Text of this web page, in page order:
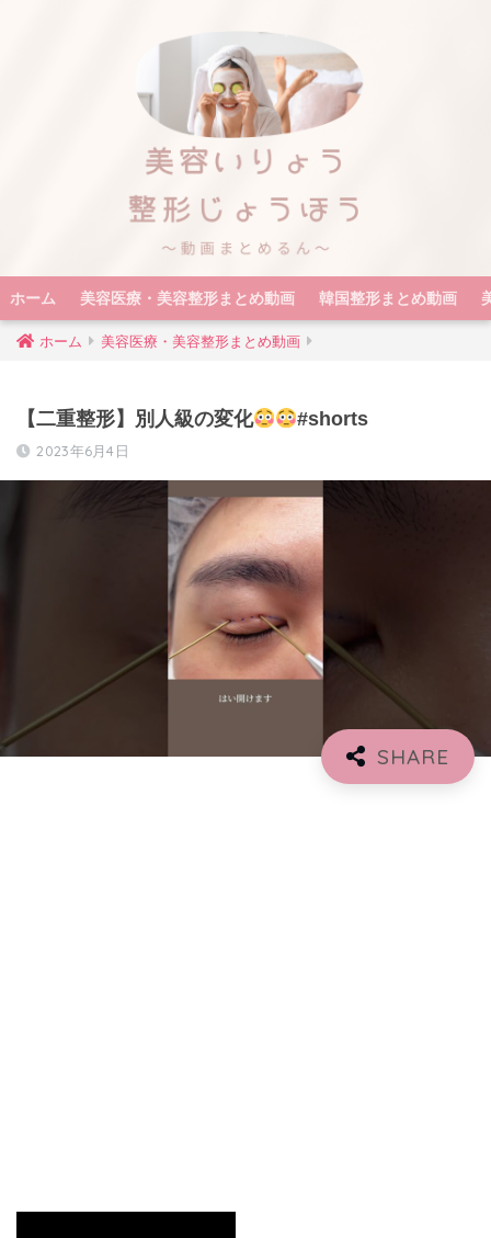
ホーム 美容医療・美容整形まとめ動画 韓国整形まとめ動画
ホーム 美容医療・美容整形まとめ動画
【二重整形】別人級の変化 #shorts
2023年6月4日